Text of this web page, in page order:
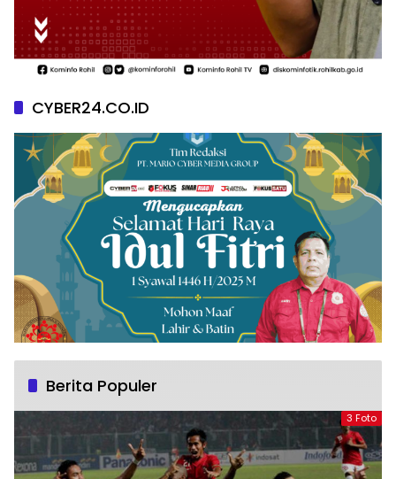
CYBER24.CO.ID
Berita Populer
3 Foto